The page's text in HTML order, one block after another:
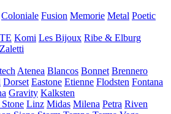
Coloniale Fusion Memorie Metal Poetic
Komi Les Bijoux Ribe & Elburg
Zaletti
Atenea Blancos Bonnet Brennero
Dorset Eastone Etienne Flodsten Fontana
Gravity Kalksten
Linz Midas Milena Petra Riven